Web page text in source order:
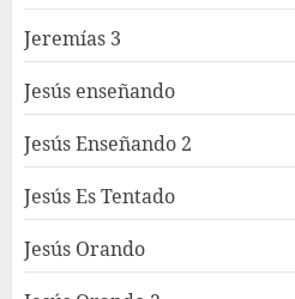
Jeremías 3
Jesús enseñando
Jesús Enseñando 2
Jesús Es Tentado
Jesús Orando